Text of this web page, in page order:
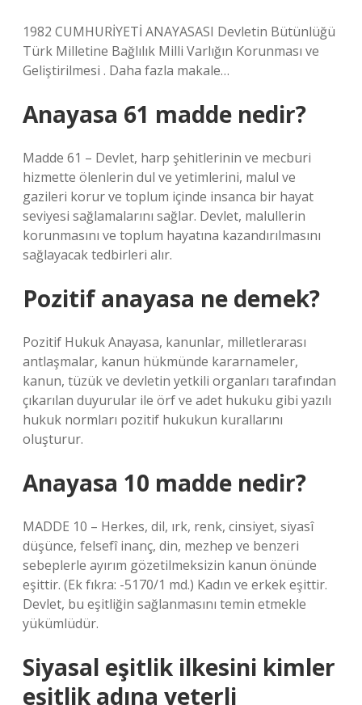
1982 CUMHURİYETİ ANAYASASI Devletin Bütünlüğü
Türk Milletine Bağlılık Milli Varlığın Korunması ve
Geliştirilmesi . Daha fazla makale…
Anayasa 61 madde nedir?
Madde 61 – Devlet, harp şehitlerinin ve mecburi
hizmette ölenlerin dul ve yetimlerini, malul ve
gazileri korur ve toplum içinde insanca bir hayat
seviyesi sağlamalarını sağlar. Devlet, malullerin
korunmasını ve toplum hayatına kazandırılmasını
sağlayacak tedbirleri alır.
Pozitif anayasa ne demek?
Pozitif Hukuk Anayasa, kanunlar, milletlerarası
antlaşmalar, kanun hükmünde kararnameler,
kanun, tüzük ve devletin yetkili organları tarafından
çıkarılan duyurular ile örf ve adet hukuku gibi yazılı
hukuk normları pozitif hukukun kurallarını
oluşturur.
Anayasa 10 madde nedir?
MADDE 10 – Herkes, dil, ırk, renk, cinsiyet, siyasî
düşünce, felsefî inanç, din, mezhep ve benzeri
sebeplerle ayırım gözetilmeksizin kanun önünde
eşittir. (Ek fıkra: -5170/1 md.) Kadın ve erkek eşittir.
Devlet, bu eşitliğin sağlanmasını temin etmekle
yükümlüdür.
Siyasal eşitlik ilkesini kimler
eşitlik adına yeterli